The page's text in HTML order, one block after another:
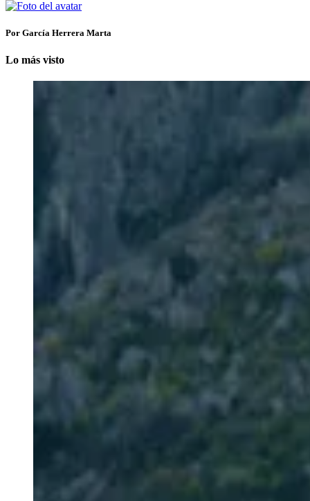
Por García Herrera Marta
Lo más visto